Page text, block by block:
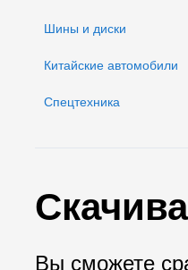
Шины и диски
Китайские автомобили
Спецтехника
Вы сможете